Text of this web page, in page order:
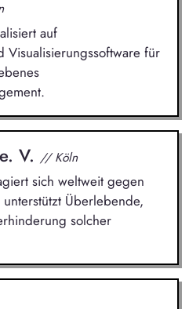
auf
Visualisierungssoftware für
V. // Köln
sich weltweit gegen
Überlebende,
solcher